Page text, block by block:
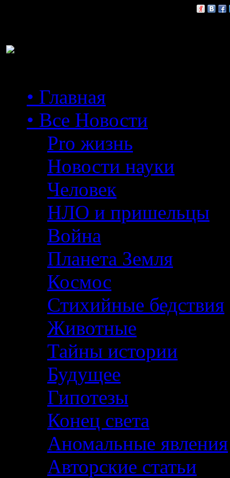
• Главная
• Все Новости
Pro жизнь
Новости науки
Человек
НЛО и пришельцы
Война
Планета Земля
Космос
Стихийные бедствия
Животные
Тайны истории
Будущее
Гипотезы
Конец света
Аномальные явления
Авторские статьи